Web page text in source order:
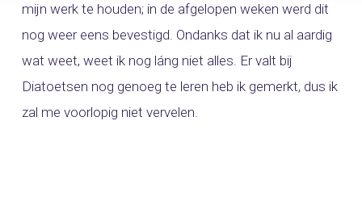
mijn werk te houden; in de afgelopen weken werd dit
nog weer eens bevestigd. Ondanks dat ik nu al aardig
wat weet, weet ik nog láng niet alles. Er valt bij
Diatoetsen nog genoeg te leren heb ik gemerkt, dus ik
zal me voorlopig niet vervelen.